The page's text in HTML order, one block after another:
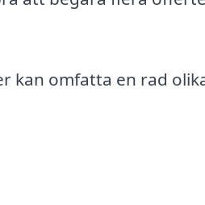
kan omfatta en rad